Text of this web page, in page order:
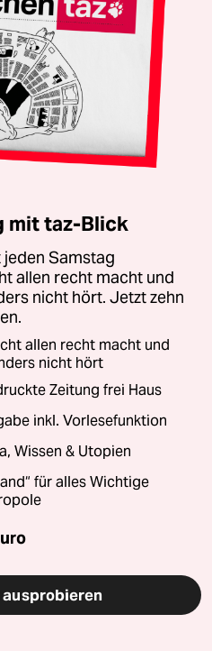
mit taz-Blick
Samstag
allen recht macht und
nicht hört. Jetzt zehn
allen recht macht und
nicht hört
Zeitung frei Haus
inkl. Vorlesefunktion
Wissen & Utopien
für alles Wichtige